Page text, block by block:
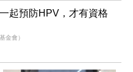
起預防HPV，才有資格
金會）